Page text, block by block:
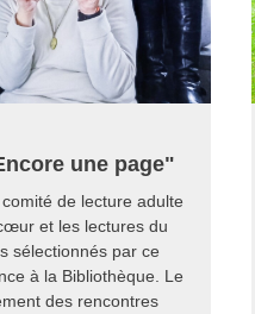
une page"
de lecture adulte
et les lectures du
sélectionnés par ce
à la Bibliothèque. Le
des rencontres